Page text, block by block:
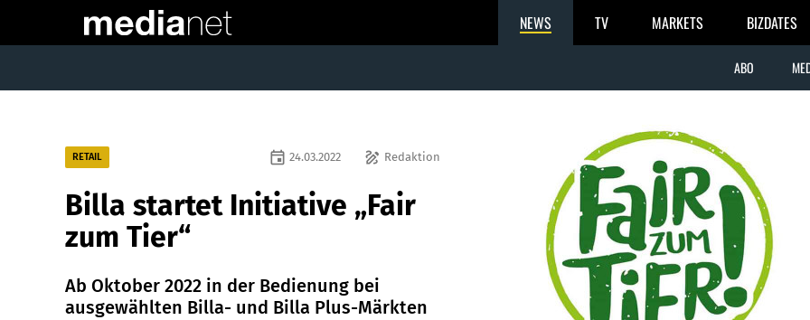
NEWS TV MARKETS BIZDATES
ABO
RETAIL draw Redaktion
event 24.03.2022
Billa startet Initiative „Fair
zum Tier“
Ab Oktober 2022 in der Bedienung bei
ausgewählten Billa- und Billa Plus-Märkten